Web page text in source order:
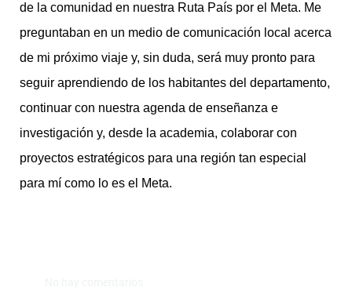
de la comunidad en nuestra Ruta País por el Meta. Me
preguntaban en un medio de comunicación local acerca
de mi próximo viaje y, sin duda, será muy pronto para
seguir aprendiendo de los habitantes del departamento,
continuar con nuestra agenda de enseñanza e
investigación y, desde la academia, colaborar con
proyectos estratégicos para una región tan especial
para mí como lo es el Meta.